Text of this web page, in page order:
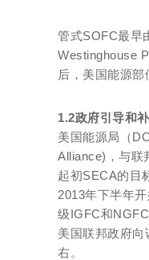
管式SOFC最早
Westinghouse
后，美国能源部
1.2政府引导和
美国能源局（
Alliance)，与联
起初SECA的目
2013年下半年
级IGFC和NGFC
美国联邦政府
右。